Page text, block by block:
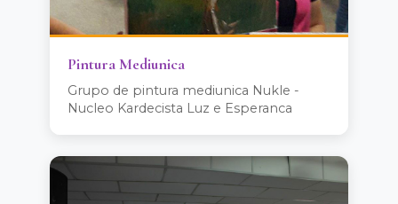
Pintura Mediunica
Grupo de pintura mediunica Nukle -
Nucleo Kardecista Luz e Esperanca